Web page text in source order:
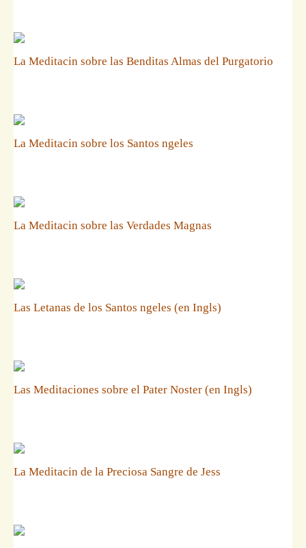
La Meditacin sobre las Benditas Almas del Purgatorio
La Meditacin sobre los Santos ngeles
La Meditacin sobre las Verdades Magnas
Las Letanas de los Santos ngeles (en Ingls)
Las Meditaciones sobre el Pater Noster (en Ingls)
La Meditacin de la Preciosa Sangre de Jess